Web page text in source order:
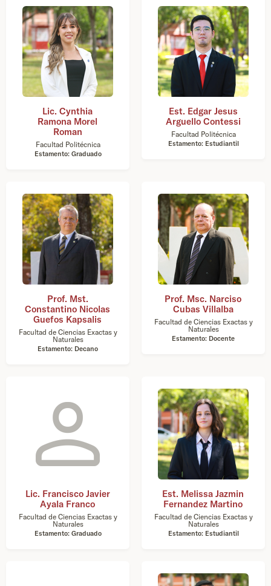
Lic. Cynthia
Ramona Morel
Roman
Facultad Politécnica
Estamento: Graduado
Est. Edgar Jesus
Arguello Contessi
Facultad Politécnica
Estamento: Estudiantil
Prof. Mst.
Constantino Nicolas
Guefos Kapsalis
Facultad de Ciencias Exactas y
Naturales
Estamento: Decano
Prof. Msc. Narciso
Cubas Villalba
Facultad de Ciencias Exactas y
Naturales
Estamento: Docente
Lic. Francisco Javier
Ayala Franco
Facultad de Ciencias Exactas y
Naturales
Estamento: Graduado
Est. Melissa Jazmin
Fernandez Martino
Facultad de Ciencias Exactas y
Naturales
Estamento: Estudiantil